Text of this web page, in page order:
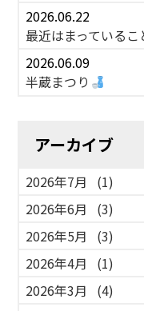
2026.06.22
最近はまっているこ
2026.06.09
半蔵まつり
アーカイブ
2026年7月
(1)
2026年6月
(3)
2026年5月
(3)
2026年4月
(1)
2026年3月
(4)